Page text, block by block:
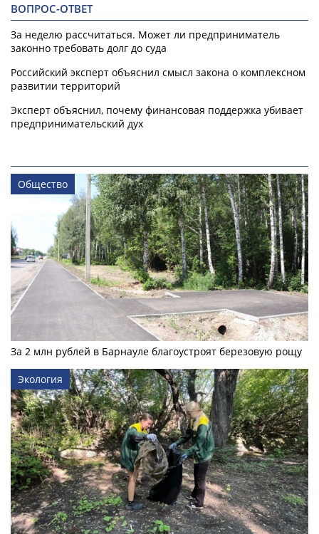
ВОПРОС-ОТВЕТ
За неделю рассчитаться. Может ли предприниматель
законно требовать долг до суда
Российский эксперт объяснил смысл закона о комплексном
развитии территорий
Эксперт объяснил, почему финансовая поддержка убивает
предпринимательский дух
Общество
За 2 млн рублей в Барнауле благоустроят березовую рощу
Экология